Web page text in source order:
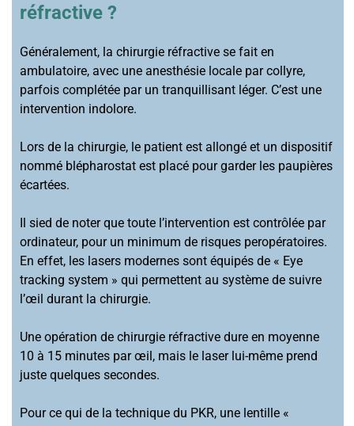
réfractive ?
Généralement, la chirurgie réfractive se fait en
ambulatoire, avec une anesthésie locale par collyre,
parfois complétée par un tranquillisant léger. C’est une
intervention indolore.
Lors de la chirurgie, le patient est allongé et un dispositif
nommé blépharostat est placé pour garder les paupières
écartées.
Il sied de noter que toute l’intervention est contrôlée par
ordinateur, pour un minimum de risques peropératoires.
En effet, les lasers modernes sont équipés de « Eye
tracking system » qui permettent au système de suivre
l’œil durant la chirurgie.
Une opération de chirurgie réfractive dure en moyenne
10 à 15 minutes par œil, mais le laser lui-même prend
juste quelques secondes.
Pour ce qui de la technique du PKR, une lentille «